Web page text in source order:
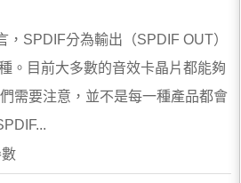
，SPDIF分為輸出（SPDIF OUT）
。目前大多數的音效卡晶片都能夠
需要注意，並不是每一種產品都會